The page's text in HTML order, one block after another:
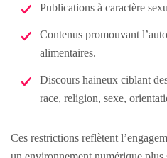
Publications à caractère
Contenus promouvant
alimentaires.
Discours haineux ciblant
race, religion, sexe,
Ces restrictions reflètent